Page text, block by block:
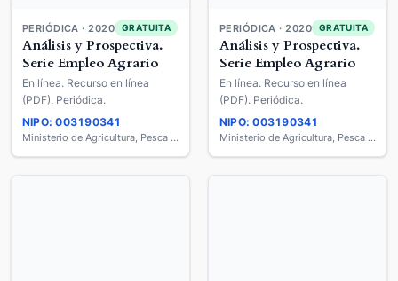
PERIÓDICA · 2020 GRATUITA
Análisis y Prospectiva.
Serie Empleo Agrario
En línea. Recurso en línea
(PDF). Periódica.
NIPO: 003190341
Ministerio de Agricultura, Pesca y Alimentación
PERIÓDICA · 2020 GRATUITA
Análisis y Prospectiva.
Serie Empleo Agrario
En línea. Recurso en línea
(PDF). Periódica.
NIPO: 003190341
Ministerio de Agricultura, Pesca y Alimentación